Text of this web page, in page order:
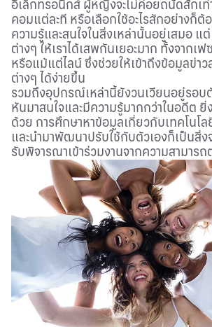
อิเล็กทรอนิกส์ ผู้หญิงจะไม่ค่อยถนัดสักเท่า
คอมแต่ละที หรือเลือกใช้อะไรสักอย่างก็
ความรู้และสนใจในสิ่งเหล่านั้นอยู่เสมอ แ
ต่างๆ ให้เราได้เสพกันเยอะมาก ทั้งจากเ
หรือแม้แต่ไลน์ ซึ่งช่วยให้เข้าถึงข้อมูลข่าว
ต่างๆ ได้ง่ายขึ้น
รวมถึงอุปกรณ์เหล่านี้ยังวนเวียนอยู่รอบตั
หันมาสนใจและมีความรู้มากกว่าในอดีต
ด้วย การศึกษาหาข้อมูลเกี่ยวกับเทคโนโ
และนำมาพัฒนาปรับใช้กับตัวเองก็เป็นสิ่ง
รับพิจารณาเข้าร่วมงานจากความสามาร